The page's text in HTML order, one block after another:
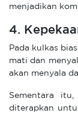
menjadikan
4.
Pada kulkas
mati dan
akan menyala
Sementara
diterapkan